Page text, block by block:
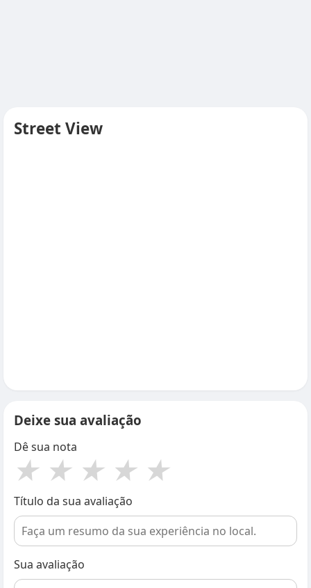
Street View
Deixe sua avaliação
Dê sua nota
★ ★ ★ ★ ★
Título da sua avaliação
Sua avaliação